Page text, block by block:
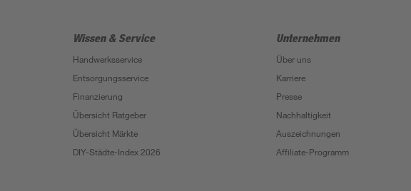
Wissen & Service
Handwerksservice
Entsorgungsservice
Finanzierung
Übersicht Ratgeber
Übersicht Märkte
DIY-Städte-Index 2026
Unternehmen
Über uns
Karriere
Presse
Nachhaltigkeit
Auszeichnungen
Affiliate-Programm